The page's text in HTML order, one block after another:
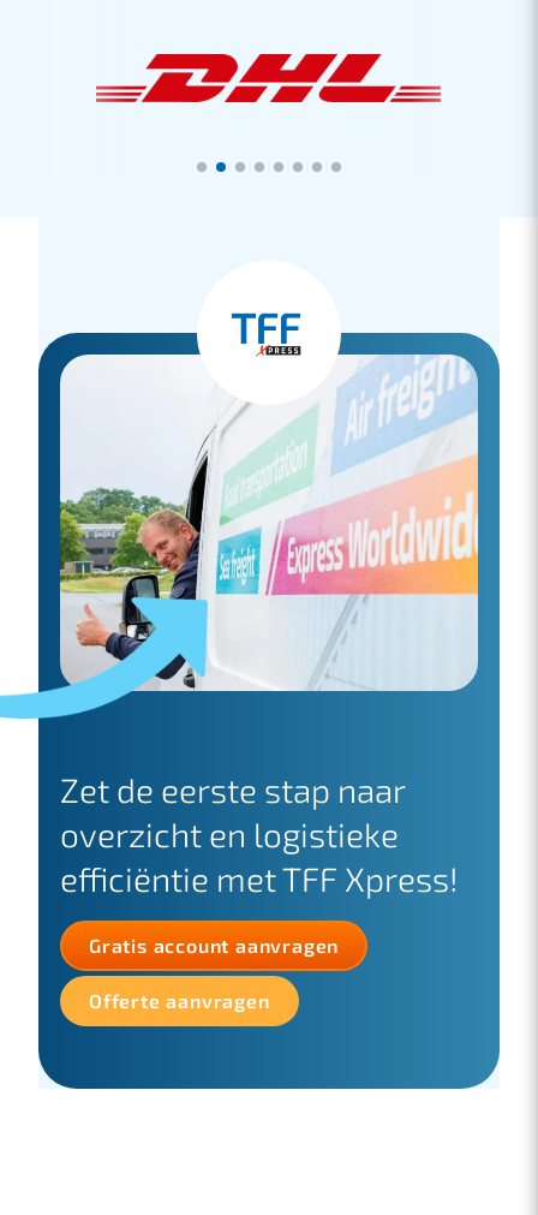
Zet de eerste stap naar
overzicht en logistieke
efficiëntie met TFF Xpress!
Gratis account aanvragen
Offerte aanvragen